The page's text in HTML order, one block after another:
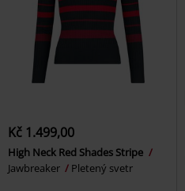
Kč 1.499,00
High Neck Red Shades Stripe
Jawbreaker
Pletený svetr